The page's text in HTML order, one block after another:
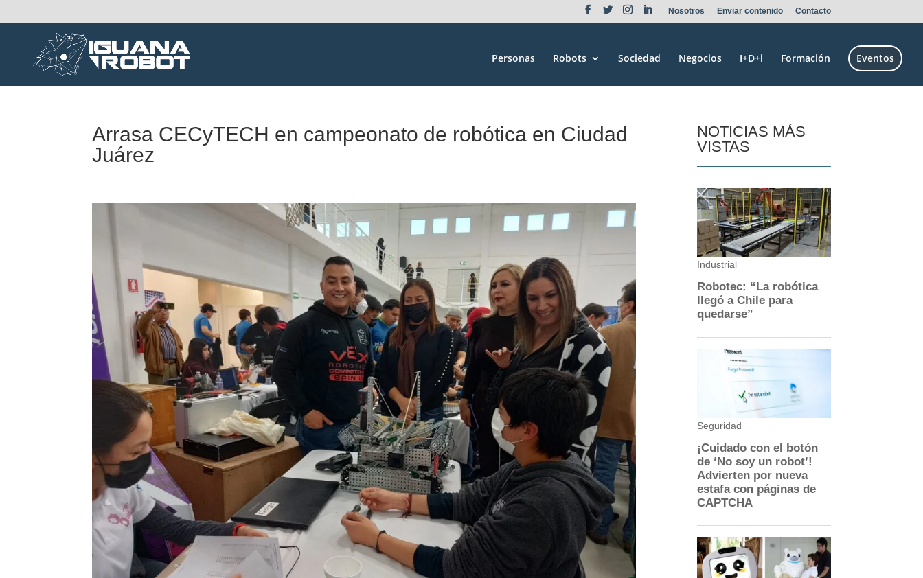
Nosotros Enviar contenido Contacto
Personas Robots Sociedad Negocios I+D+i Formación Eventos
Arrasa CECyTECH en campeonato de robótica en Ciudad
Juárez
NOTICIAS MÁS
VISTAS